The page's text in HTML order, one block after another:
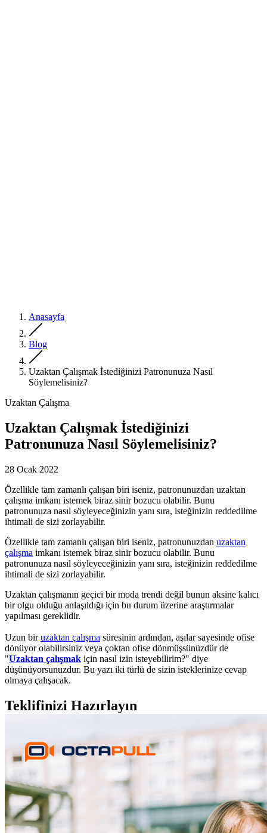
Anasayfa
Blog
Uzaktan Çalışmak İstediğinizi Patronunuza Nasıl
Söylemelisiniz?
Uzaktan Çalışma
Uzaktan Çalışmak İstediğinizi
Patronunuza Nasıl Söylemelisiniz?
28 Ocak 2022
Özellikle tam zamanlı çalışan biri iseniz, patronunuzdan uzaktan
çalışma imkanı istemek biraz sinir bozucu olabilir. Bunu
patronunuza nasıl söyleyeceğinizin yanı sıra, isteğinizin reddedilme
ihtimali de sizi zorlayabilir.
Özellikle tam zamanlı çalışan biri iseniz, patronunuzdan uzaktan
çalışma imkanı istemek biraz sinir bozucu olabilir. Bunu
patronunuza nasıl söyleyeceğinizin yanı sıra, isteğinizin reddedilme
ihtimali de sizi zorlayabilir.
Uzaktan çalışmanın geçici bir moda trendi değil bunun aksine kalıcı
bir olgu olduğu anlaşıldığı için bu durum üzerine araştırmalar
yapılması gereklidir.
Uzun biruzaktan çalışma süresinin ardından, aşılar sayesinde ofise
dönüyor olabilirsiniz veya çoktan ofise dönmüşsünüzdür de
"Uzaktan çalışmak için nasıl izin isteyebilirim?" diye
düşünüyorsunuzdur. Bu yazı iki türlü de sizin isteklerinize cevap
olmaya çalışacak.
Teklifinizi Hazırlayın